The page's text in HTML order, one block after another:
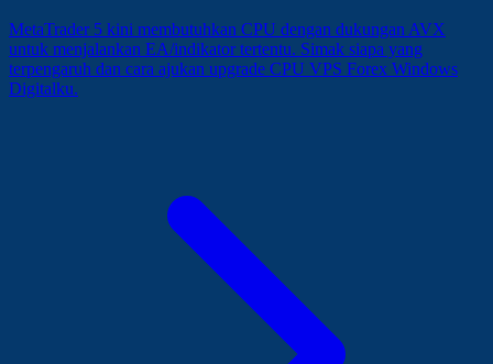
MetaTrader 5 kini membutuhkan CPU dengan dukungan AVX
untuk menjalankan EA/indikator tertentu. Simak siapa yang
terpengaruh dan cara ajukan upgrade CPU VPS Forex Windows
Digitalku.